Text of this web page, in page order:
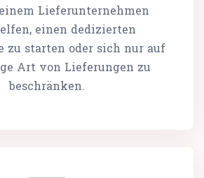
Lieferunternehmen
einen dedizierten
zu starten oder sich nur auf
Art von Lieferungen zu
beschränken.